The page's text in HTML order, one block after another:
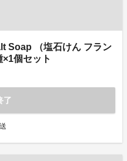
Soap （塩石けん フラン
個セット
了